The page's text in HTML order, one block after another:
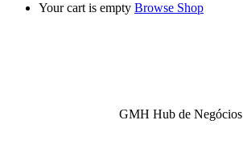
Your cart is empty Browse Shop
GMH Hub de Negócios